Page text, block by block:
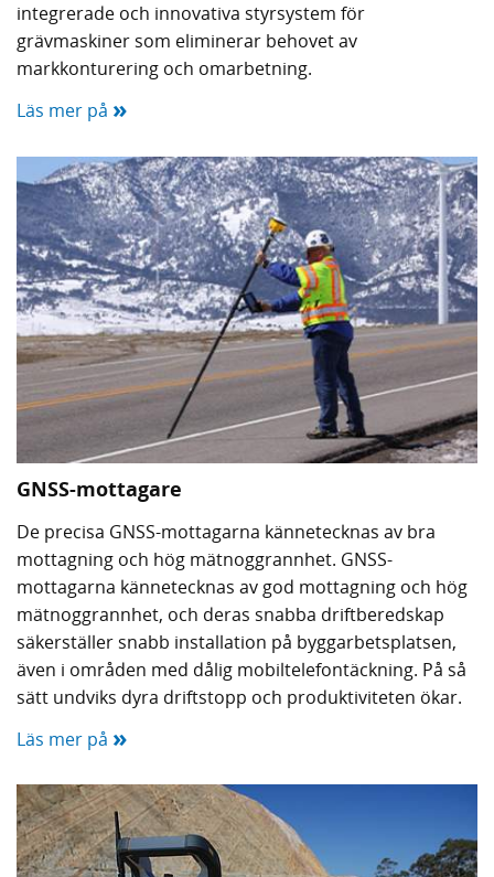
integrerade och innovativa styrsystem för
grävmaskiner som eliminerar behovet av
markkonturering och omarbetning.
Läs mer på »
GNSS-mottagare
De precisa GNSS-mottagarna kännetecknas av bra
mottagning och hög mätnoggrannhet. GNSS-
mottagarna kännetecknas av god mottagning och hög
mätnoggrannhet, och deras snabba driftberedskap
säkerställer snabb installation på byggarbetsplatsen,
även i områden med dålig mobiltelefontäckning. På så
sätt undviks dyra driftstopp och produktiviteten ökar.
Läs mer på »